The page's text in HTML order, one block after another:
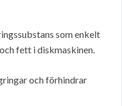
som enkelt
fett i diskmaskinen.
och förhindrar